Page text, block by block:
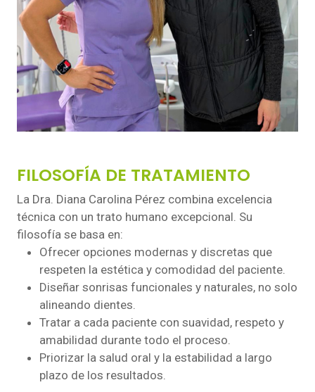
FILOSOFÍA DE TRATAMIENTO
La Dra. Diana Carolina Pérez combina excelencia
técnica con un trato humano excepcional. Su
filosofía se basa en:
Ofrecer opciones modernas y discretas que
respeten la estética y comodidad del paciente.
Diseñar sonrisas funcionales y naturales, no solo
alineando dientes.
Tratar a cada paciente con suavidad, respeto y
amabilidad durante todo el proceso.
Priorizar la salud oral y la estabilidad a largo
plazo de los resultados.